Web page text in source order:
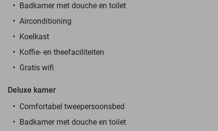
Badkamer met douche en toilet
Airconditioning
Koelkast
Koffie- en theefaciliteiten
Gratis wifi
Deluxe kamer
Comfortabel tweepersoonsbed
Badkamer met douche en toilet